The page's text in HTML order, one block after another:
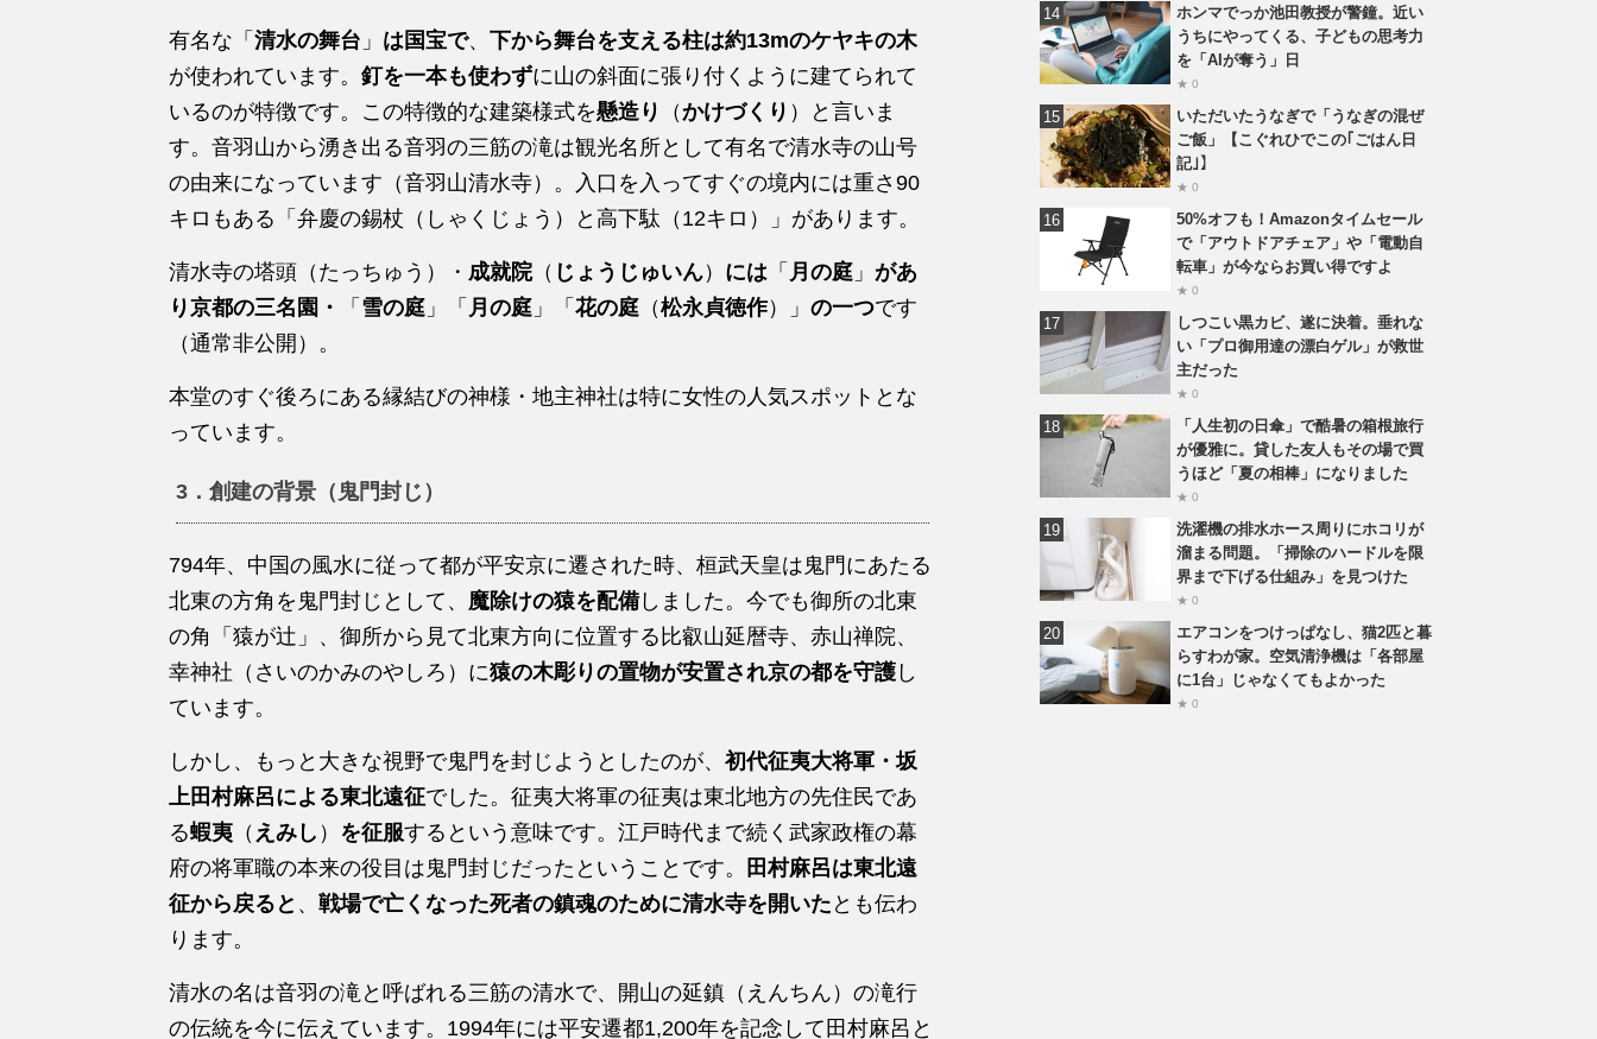
有名な「 清水の舞台 」 は国宝で、 下から舞台を支える柱は約13mのケヤキの木
が使われています。 釘を一本も使わずに山の斜面に張り付くように建てられて
いるのが特徴です。この特徴的な建築様式を懸造り （かけづくり ）と言いま
す。音羽山から湧き出る音羽の三筋の滝は観光名所として有名で清水寺の山号
の由来になっています（音羽山清水寺）。入口を入ってすぐの境内には重さ90
キロもある「弁慶の錫杖（しゃくじょう）と高下駄（12キロ）」があります。
清水寺の塔頭（たっちゅう）・ 成就院（ じょうじゅいん） には 「 月の庭 」 があ
り京都の三名園・
「 雪の庭 」「 月の庭 」「 花の庭 （松永貞徳作）」 の一つです
（通常非公開）。
本堂のすぐ後ろにある縁結びの神様・地主神社は特に女性の人気スポットとな
っています。
3．創建の背景（鬼門封じ）
794年、中国の風水に従って都が平安京に遷された時、桓武天皇は鬼門にあたる
北東の方角を鬼門封じとして、 魔除けの猿を配備 しました。今でも御所の北東
の角「猿が辻」、御所から見て北東方向に位置する比叡山延暦寺、赤山禅院、
幸神社（さいのかみのやしろ）に猿の木彫りの置物が安置され京の都を守護 し
ています。
しかし、もっと大きな視野で鬼門を封じようとしたのが、 初代征夷大将軍・坂
上田村麻呂による東北遠征でした。征夷大将軍の征夷は東北地方の先住民であ
る蝦夷 （ えみし ） を征服するという意味です。江戸時代まで続く武家政権の幕
府の将軍職の本来の役目は鬼門封じだったということです。
田村麻呂は東北遠
征から戻ると 、 戦場で亡くなった死者の鎮魂のために清水寺を開いた とも伝わ
ります。
清水の名は音羽の滝と呼ばれる三筋の清水で、開山の延鎮（えんちん）の滝行
の伝統を今に伝えています。1994年には平安遷都1,200年を記念して田村麻呂と
ホンマでっか池田教授が警鐘。近い
うちにやってくる、子どもの思考力
を「AIが奪う」日
★ 0
いただいたうなぎで「うなぎの混ぜ
ご飯」【こぐれひでこの｢ごはん日
記｣】
★ 0
50%オフも！Amazonタイムセール
で「アウトドアチェア」や「電動自
転車」が今ならお買い得ですよ
★ 0
しつこい黒カビ、遂に決着。垂れな
い「プロ御用達の漂白ゲル」が救世
主だった
★ 0
「人生初の日傘」で酷暑の箱根旅行
が優雅に。貸した友人もその場で買
うほど「夏の相棒」になりました
★ 0
洗濯機の排水ホース周りにホコリが
溜まる問題。「掃除のハードルを限
界まで下げる仕組み」を見つけた
★ 0
エアコンをつけっぱなし、猫2匹と暮
らすわが家。空気清浄機は「各部屋
に1台」じゃなくてもよかった
★ 0